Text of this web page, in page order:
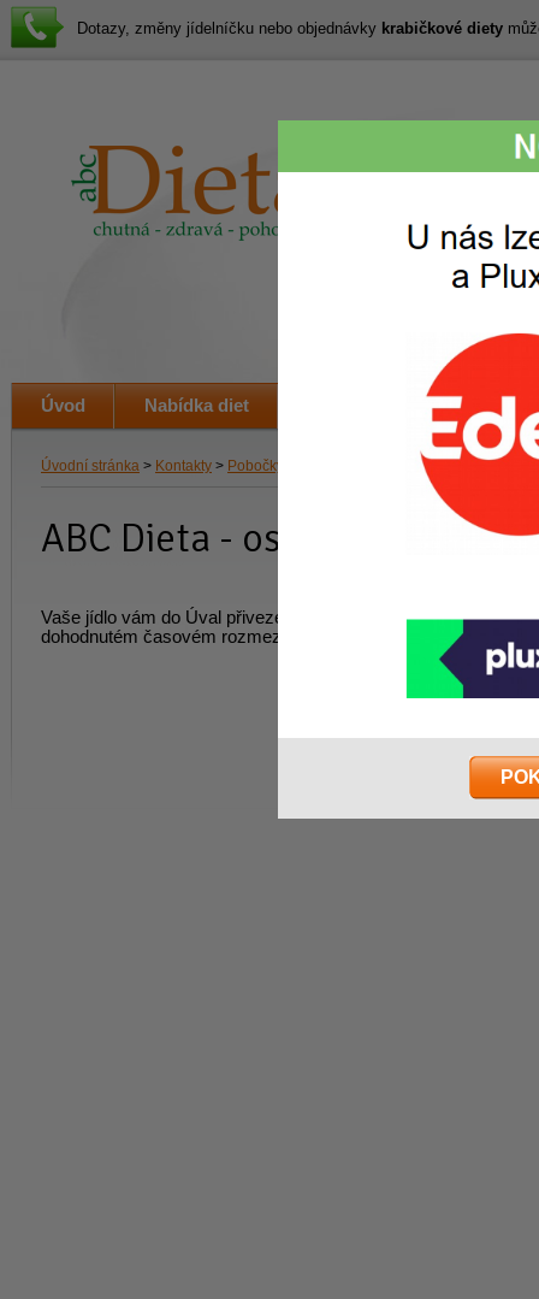
Úvodní stránka > Kontakty > Pobočky > Pobočky ABC diety v Úvalech
ABC Dieta - osobní odběr,
Vaše jídlo vám do Úval přivezeme na vámi určenou adresu v
dohodnutém časovém rozmezí. Cena na dotaz
Dotazy, změny jídelníčku nebo objednávky krabičkové diety
Úvod Nabídka diet